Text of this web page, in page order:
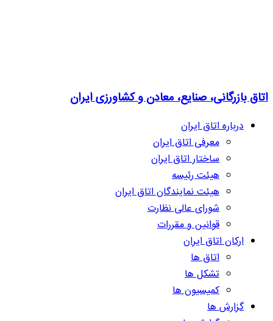
اتاق بازرگانی، صنایع، معادن و کشاورزی ایران
درباره اتاق ایران
معرفی اتاق ایران
ساختار اتاق ایران
هیئت رئیسه
هیئت نمایندگان اتاق ایران
شورای عالی نظارت
قوانین و مقررات
ارکان اتاق ایران
اتاق ها
تشکل ها
کمیسیون ها
گزارش ها